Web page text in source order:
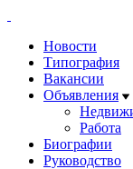
Новости
Типография
Вакансии
Объявления
Работа
Биографии
Руководство